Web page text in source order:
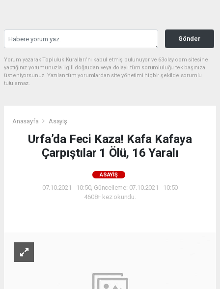
Gönder
Yorum yazarak Topluluk Kuralları’nı kabul etmiş bulunuyor ve 63olay.com sitesine
yaptığınız yorumunuzla ilgili doğrudan veya dolaylı tüm sorumluluğu tek başınıza
üstleniyorsunuz. Yazılan tüm yorumlardan site yönetimi hiçbir şekilde sorumlu
tutulamaz.
Anasayfa Asayiş
Urfa’da Feci Kaza! Kafa Kafaya
Çarpıştılar 1 Ölü, 16 Yaralı
ASAYIŞ
07.10.2021 - 10:50, Güncelleme: 07.10.2021 - 10:50
4608+ kez okundu.